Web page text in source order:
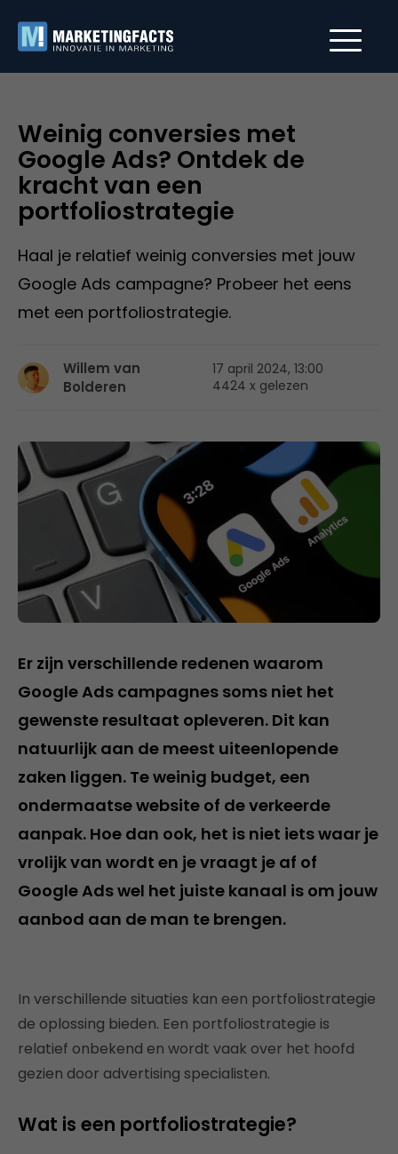
Weinig conversies met
Google Ads? Ontdek de
kracht van een
portfoliostrategie
Haal je relatief weinig conversies met jouw
Google Ads campagne? Probeer het eens
met een portfoliostrategie.
Willem van
Bolderen
17 april 2024, 13:00
4424 x gelezen
Er zijn verschillende redenen waarom
Google Ads campagnes soms niet het
gewenste resultaat opleveren. Dit kan
natuurlijk aan de meest uiteenlopende
zaken liggen. Te weinig budget, een
ondermaatse website of de verkeerde
aanpak. Hoe dan ook, het is niet iets waar je
vrolijk van wordt en je vraagt je af of
Google Ads wel het juiste kanaal is om jouw
aanbod aan de man te brengen.
In verschillende situaties kan een portfoliostrategie
de oplossing bieden. Een portfoliostrategie is
relatief onbekend en wordt vaak over het hoofd
gezien door advertising specialisten.
Wat is een portfoliostrategie?